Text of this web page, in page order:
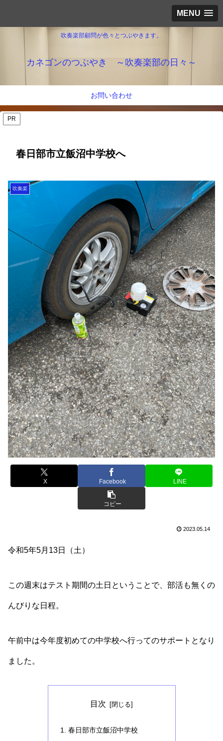
MENU
吹奏楽部顧問が色々とつぶやきます。
カネゴンのつぶやき ～吹奏楽部の日々～
お問い合わせ
PR
春日部市立飯沼中学校へ
吹奏楽
X Facebook LINE
コピー
2023.05.14
令和5年5月13日（土）
この週末はテスト期間の土日ということで、部活も無くの
んびりな日程。
午前中は今年度初めての中学校へ行ってのサポートとなり
ました。
目次
春日部市立飯沼中学校